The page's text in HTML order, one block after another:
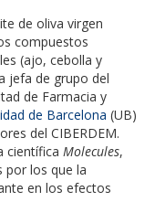
de oliva virgen
compuestos
(ajo, cebolla y
jefa de grupo del
de Farmacia y
de Barcelona (UB)
del CIBERDEM.
científica Molecules,
por los que la
en los efectos